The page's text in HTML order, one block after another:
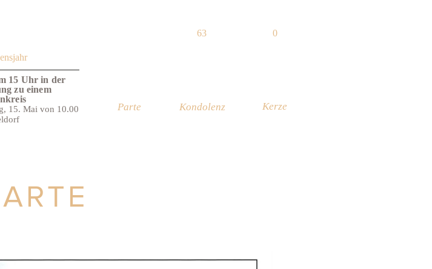
15. Mai von 10.00
15 Uhr in der
zu einem
Parte Kondolenz Kerze
0
63